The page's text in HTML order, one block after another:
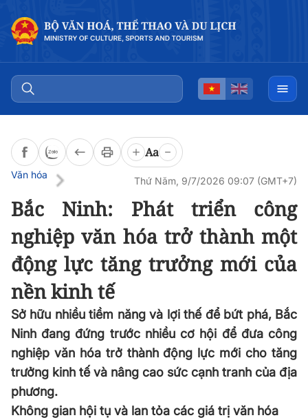
Aa
Văn hóa
Thứ Năm, 9/7/2026 09:07 (GMT+7)
Bắc Ninh: Phát triển công
nghiệp văn hóa trở thành một
động lực tăng trưởng mới của
nền kinh tế
Sở hữu nhiều tiềm năng và lợi thế để bứt phá, Bắc
Ninh đang đứng trước nhiều cơ hội để đưa công
nghiệp văn hóa trở thành động lực mới cho tăng
trưởng kinh tế và nâng cao sức cạnh tranh của địa
phương.
Không gian hội tụ và lan tỏa các giá trị văn hóa
Đọc bài